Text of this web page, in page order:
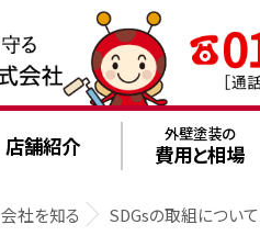
店舗紹介 外壁塗装の
費用と相場
会社を知る SDGsの取組について